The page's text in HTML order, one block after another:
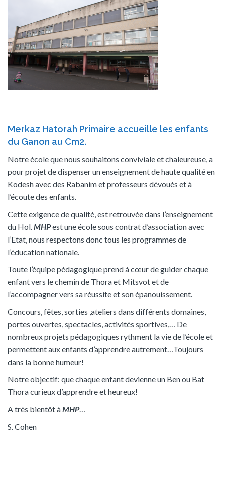
Merkaz Hatorah Primaire accueille les enfants
du Ganon au Cm2.
Notre école que nous souhaitons conviviale et chaleureuse, a
pour projet de dispenser un enseignement de haute qualité en
Kodesh avec des Rabanim et professeurs dévoués et à
l’écoute des enfants.
Cette exigence de qualité, est retrouvée dans l’enseignement
du Hol. MHPest une école sous contrat d’association avec
l’Etat, nous respectons donc tous les programmes de
l’éducation nationale.
Toute l’équipe pédagogique prend à cœur de guider chaque
enfant vers le chemin de Thora et Mitsvot et de
l’accompagner vers sa réussite et son épanouissement.
Concours, fêtes, sorties ,ateliers dans différents domaines,
portes ouvertes, spectacles, activités sportives,… De
nombreux projets pédagogiques rythment la vie de l’école et
permettent aux enfants d’apprendre autrement…Toujours
dans la bonne humeur!
Notre objectif: que chaque enfant devienne un Ben ou Bat
Thora curieux d’apprendre et heureux!
A très bientôt àMHP…
S. Cohen